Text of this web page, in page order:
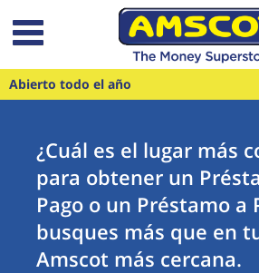
Saltar al contenido principal
Abierto todo el año
¿Cuál es el lugar más
para obtener un
Pago o un Préstamo a
busques más que en
Amscot más cercana.